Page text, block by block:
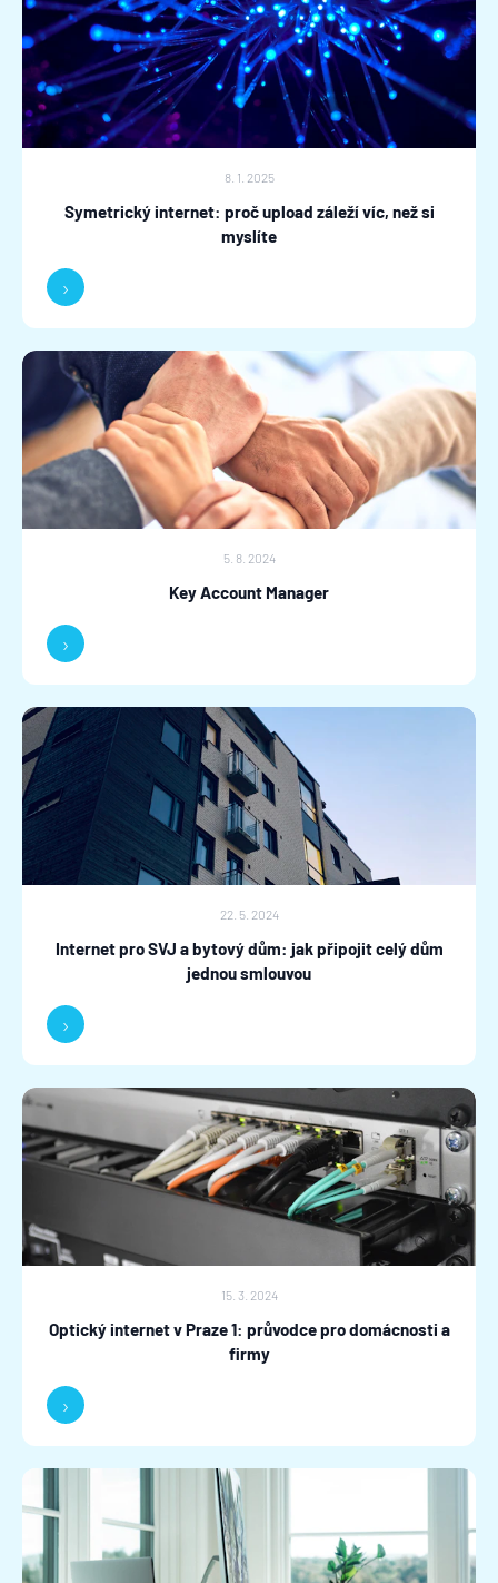
8. 1. 2025
Symetrický internet: proč upload záleží víc, než si
myslíte
›
5. 8. 2024
Key Account Manager
›
22. 5. 2024
Internet pro SVJ a bytový dům: jak připojit celý dům
jednou smlouvou
›
15. 3. 2024
Optický internet v Praze 1: průvodce pro domácnosti a
firmy
›